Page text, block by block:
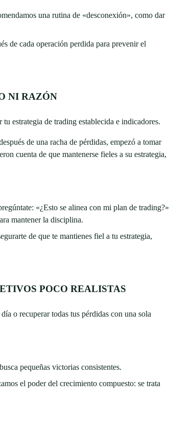
una rutina de «desconexión», como dar
de cada operación perdida para prevenir el
NI RAZÓN
estrategia de trading establecida e indicadores.
de una racha de pérdidas, empezó a tomar
cuenta de que mantenerse fieles a su estrategia,
«¿Esto se alinea con mi plan de trading?»
mantener la disciplina.
de que te mantienes fiel a tu estrategia,
POCO REALISTAS
o recuperar todas tus pérdidas con una sola
pequeñas victorias consistentes.
el poder del crecimiento compuesto: se trata